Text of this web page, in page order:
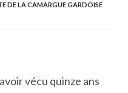
DE LA CAMARGUE GARDOISE
vécu quinze ans